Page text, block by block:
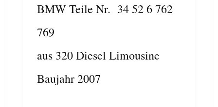
BMW Teile Nr. 34 52 6 762
769
aus 320 Diesel Limousine
Baujahr 2007